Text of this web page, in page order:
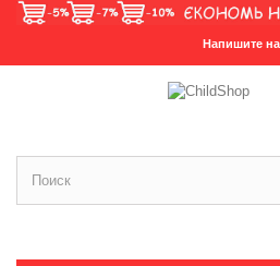
Напишите